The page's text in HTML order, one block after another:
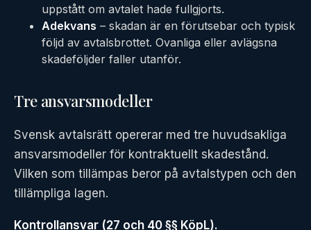
uppstått om avtalet hade fullgjorts.
Adekvans – skadan är en förutsebar och typisk
följd av avtalsbrottet. Ovanliga eller avlägsna
skadeföljder faller utanför.
Tre ansvarsmodeller
Svensk avtalsrätt opererar med tre huvudsakliga
ansvarsmodeller för kontraktuellt skadestånd.
Vilken som tillämpas beror på avtalstypen och den
tillämpliga lagen.
Kontrollansvar (27 och 40 §§ KöpL).